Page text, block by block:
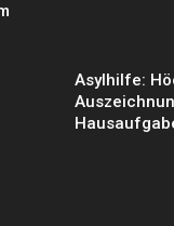
Asylhilfe: